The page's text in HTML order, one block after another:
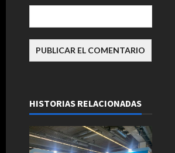
HISTORIAS RELACIONADAS